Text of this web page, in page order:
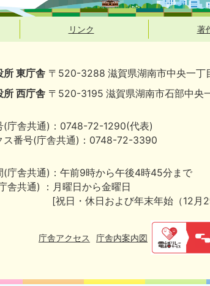
リンク 著
所 東庁舎 〒520-3288 滋賀県湖南市中央一丁
所 西庁舎 〒520-3195 滋賀県湖南市石部中央
(庁舎共通)：0748-72-1290(代表)
ス番号(庁舎共通)：0748-72-3390
(庁舎共通)：午前9時から午後4時45分まで
舎共通) ：月曜日から金曜日
[祝日・休日および年末年始（12月
庁舎アクセス 庁舎内案内図